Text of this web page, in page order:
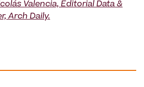
Valencia, Editorial Data &
Arch Daily.